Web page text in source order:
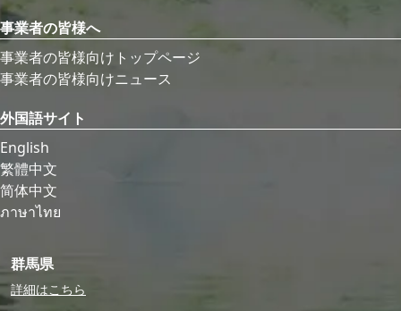
事業者の皆様へ
事業者の皆様向けトップページ
事業者の皆様向けニュース
外国語サイト
English
繁體中文
简体中文
ภาษาไทย
群馬県
詳細はこちら